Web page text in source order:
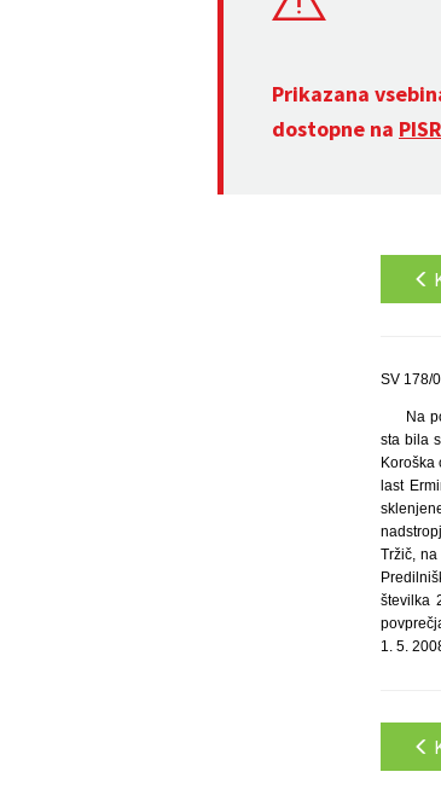
Prikazana
dostopne na
SV 178/
Na
sta bila
Koroška
last
Tržič,
številka
1. 5.